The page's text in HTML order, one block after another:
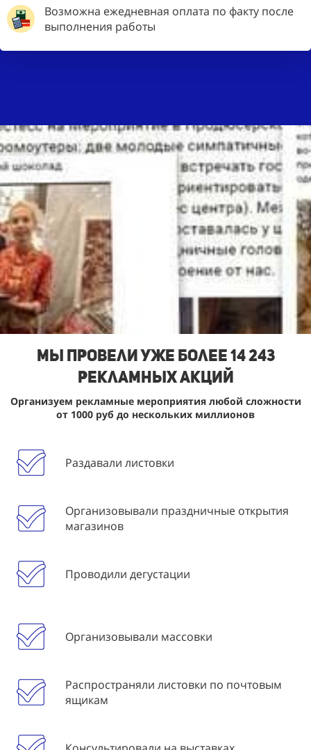
Возможна ежедневная оплата по факту после
выполнения работы
Мы Провели уже более 14 243
рекламных акций
Организуем рекламные мероприятия любой сложности
от 1000 руб до нескольких миллионов
Раздавали листовки
Организовывали праздничные открытия
магазинов
Проводили дегустации
Организовывали массовки
Распространяли листовки по почтовым
ящикам